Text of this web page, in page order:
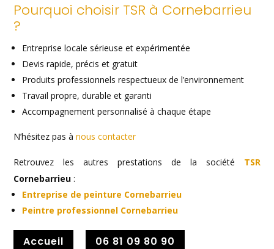
Pourquoi choisir TSR à Cornebarrieu
?
Entreprise locale sérieuse et expérimentée
Devis rapide, précis et gratuit
Produits professionnels respectueux de l’environnement
Travail propre, durable et garanti
Accompagnement personnalisé à chaque étape
N’hésitez pas ànous contacter
Retrouvez les autres prestations de la société TSR
Cornebarrieu :
Entreprise de peinture Cornebarrieu
Peintre professionnel Cornebarrieu
Accueil 06 81 09 80 90